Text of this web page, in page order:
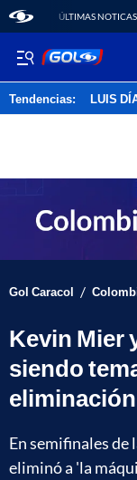
ÚLTIMAS NOTICAS
Tendencias: LUIS
Gol Caracol /
Kevin Mier
siendo
En semifinales de
eliminó a 'la